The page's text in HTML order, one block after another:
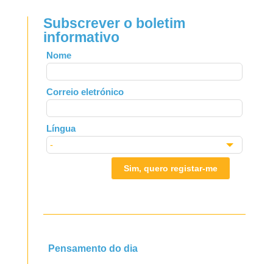
Subscrever o boletim
informativo
Leave
this
field
blank
Nome
Correio eletrónico
Língua
Sim, quero registar-me
Pensamento do dia